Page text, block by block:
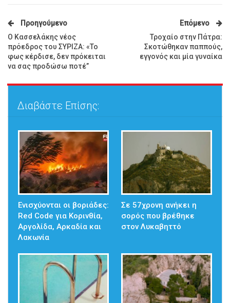
Προηγούμενο
Ο Κασσελάκης νέος
πρόεδρος του ΣΥΡΙΖΑ: «Το
φως κέρδισε, δεν πρόκειται
να σας προδώσω ποτέ”
Επόμενο
Τροχαίο στην Πάτρα:
Σκοτώθηκαν παππούς,
εγγονός και μία γυναίκα
Διαβάστε Επίσης:
Ενισχύονται οι βοριάδες:
Red Code για Κορινθία,
Αργολίδα, Αρκαδία και
Λακωνία
Σε 57χρονη ανήκει η
σορός που βρέθηκε
στον Λυκαβηττό